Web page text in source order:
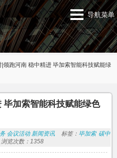
导航菜单
|领跑河南 稳中精进 毕加索智能科技赋能绿
加索智能科技赋能绿色
会议活动 新闻资讯 标签： 毕加索 碳中
浏览次数：1358